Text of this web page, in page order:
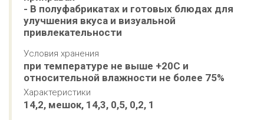
- В полуфабрикатах и готовых блюдах для
улучшения вкуса и визуальной
привлекательности
Условия хранения
при температуре не выше +20С и
относительной влажности не более 75%
Характеристики
14,2, мешок, 14,3, 0,5, 0,2, 1